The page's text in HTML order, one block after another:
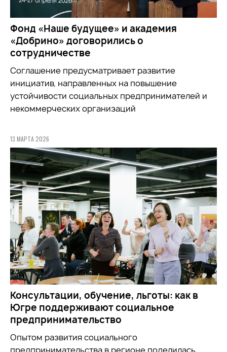
Фонд «Наше будущее» и академия
«Добрино» договорились о
сотрудничестве
Соглашение предусматривает развитие
инициатив, направленных на повышение
устойчивости социальных предпринимателей и
некоммерческих организаций
13 МАРТА 2026
Консультации, обучение, льготы: как в
Югре поддерживают социальное
предпринимательство
Опытом развития социального
предпринимательства в регионе поделилась